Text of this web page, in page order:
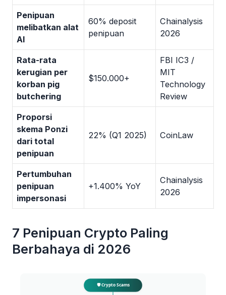
Penipuan
melibatkan alat
AI
60% deposit
penipuan
Chainalysis
2026
Rata-rata
kerugian per
korban pig
butchering
$150.000+
FBI IC3 /
MIT
Technology
Review
Proporsi
skema Ponzi
dari total
penipuan
22% (Q1 2025) CoinLaw
Pertumbuhan
penipuan
impersonasi
+1.400% YoY
Chainalysis
2026
7 Penipuan Crypto Paling
Berbahaya di 2026